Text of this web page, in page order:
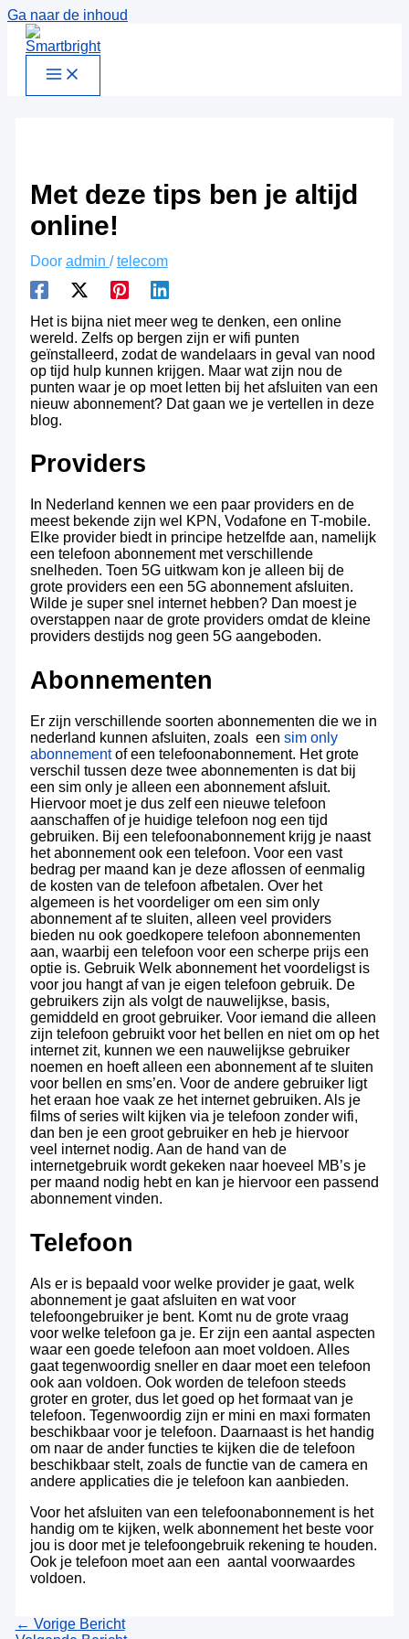
Ga naar de inhoud
Met deze tips ben je altijd
online!
Door admin /telecom
Het is bijna niet meer weg te denken, een online
wereld. Zelfs op bergen zijn er wifi punten
geïnstalleerd, zodat de wandelaars in geval van nood
op tijd hulp kunnen krijgen. Maar wat zijn nou de
punten waar je op moet letten bij het afsluiten van een
nieuw abonnement? Dat gaan we je vertellen in deze
blog.
Providers
In Nederland kennen we een paar providers en de
meest bekende zijn wel KPN, Vodafone en T-mobile.
Elke provider biedt in principe hetzelfde aan, namelijk
een telefoon abonnement met verschillende
snelheden. Toen 5G uitkwam kon je alleen bij de
grote providers een een 5G abonnement afsluiten.
Wilde je super snel internet hebben? Dan moest je
overstappen naar de grote providers omdat de kleine
providers destijds nog geen 5G aangeboden.
Abonnementen
Er zijn verschillende soorten abonnementen die we in
nederland kunnen afsluiten, zoals een sim only
abonnementof een telefoonabonnement. Het grote
verschil tussen deze twee abonnementen is dat bij
een sim only je alleen een abonnement afsluit.
Hiervoor moet je dus zelf een nieuwe telefoon
aanschaffen of je huidige telefoon nog een tijd
gebruiken. Bij een telefoonabonnement krijg je naast
het abonnement ook een telefoon. Voor een vast
bedrag per maand kan je deze aflossen of eenmalig
de kosten van de telefoon afbetalen. Over het
algemeen is het voordeliger om een sim only
abonnement af te sluiten, alleen veel providers
bieden nu ook goedkopere telefoon abonnementen
aan, waarbij een telefoon voor een scherpe prijs een
optie is. Gebruik Welk abonnement het voordeligst is
voor jou hangt af van je eigen telefoon gebruik. De
gebruikers zijn als volgt de nauwelijkse, basis,
gemiddeld en groot gebruiker. Voor iemand die alleen
zijn telefoon gebruikt voor het bellen en niet om op het
internet zit, kunnen we een nauwelijkse gebruiker
noemen en hoeft alleen een abonnement af te sluiten
voor bellen en sms’en. Voor de andere gebruiker ligt
het eraan hoe vaak ze het internet gebruiken. Als je
films of series wilt kijken via je telefoon zonder wifi,
dan ben je een groot gebruiker en heb je hiervoor
veel internet nodig. Aan de hand van de
internetgebruik wordt gekeken naar hoeveel MB’s je
per maand nodig hebt en kan je hiervoor een passend
abonnement vinden.
Telefoon
Als er is bepaald voor welke provider je gaat, welk
abonnement je gaat afsluiten en wat voor
telefoongebruiker je bent. Komt nu de grote vraag
voor welke telefoon ga je. Er zijn een aantal aspecten
waar een goede telefoon aan moet voldoen. Alles
gaat tegenwoordig sneller en daar moet een telefoon
ook aan voldoen. Ook worden de telefoon steeds
groter en groter, dus let goed op het formaat van je
telefoon. Tegenwoordig zijn er mini en maxi formaten
beschikbaar voor je telefoon. Daarnaast is het handig
om naar de ander functies te kijken die de telefoon
beschikbaar stelt, zoals de functie van de camera en
andere applicaties die je telefoon kan aanbieden.
Voor het afsluiten van een telefoonabonnement is het
handig om te kijken, welk abonnement het beste voor
jou is door met je telefoongebruik rekening te houden.
Ook je telefoon moet aan een aantal voorwaardes
voldoen.
← Vorige Bericht